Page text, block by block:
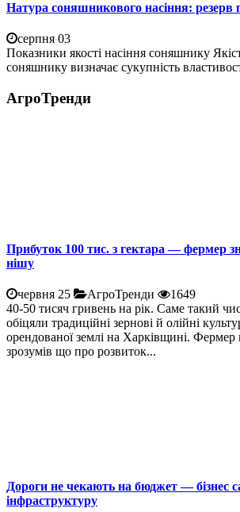
Натура соняшникового насіння: резерв
серпня 03
Показники якості насіння соняшнику
соняшнику визначає сукупність
АгроТренди
Прибуток 100 тис. з гектара — фермер
нішу
червня 25 АгроТренди
1649
40-50 тисяч гривень на рік. Саме такий
обіцяли традиційні зернові й олійні
орендованої землі на Харківщині.
зрозумів що про розвиток...
Дороги не чекають на бюджет — бізнес
інфраструктуру